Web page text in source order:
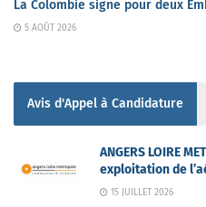
La Colombie signe pour deux
5 AOÛT 2026
Avis d'Appel à Candidature
ANGERS LOIRE
exploitation de
15 JUILLET 2026